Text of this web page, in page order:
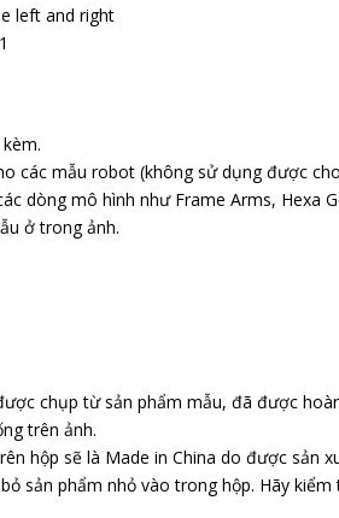
left and right
các mẫu robot (không sử dụng được
dòng mô hình như Frame Arms, Hexa
ở trong ảnh.
chụp từ sản phẩm mẫu, đã được
trên ảnh.
hộp sẽ là Made in China do được sản
sản phẩm nhỏ vào trong hộp. Hãy kiểm